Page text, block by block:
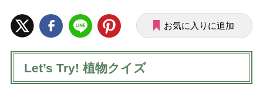
お気に入りに追加
Let’s Try! 植物クイズ